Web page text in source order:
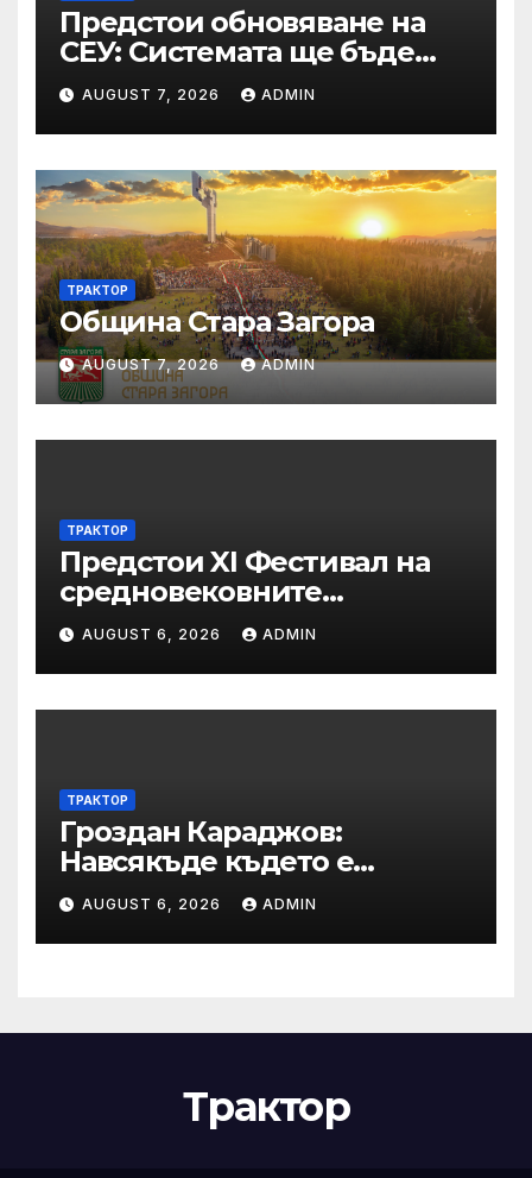
Предстои обновяване на
СЕУ: Системата ще бъде
временно недостъпна на 10
и 11 август 2026 г.
AUGUST 7, 2026 ADMIN
ТРАКТОР
Община Стара Загора
AUGUST 7, 2026 ADMIN
ТРАКТОР
Предстои XI Фестивал на
средновековните
традиции, бит и култура
„Калето
AUGUST 6, 2026 ADMIN
ТРАКТОР
Гроздан Караджов:
Навсякъде където е
възможна човешка грешка
в железницата, трябва да
има система за вторичен
AUGUST 6, 2026 ADMIN
Трактор